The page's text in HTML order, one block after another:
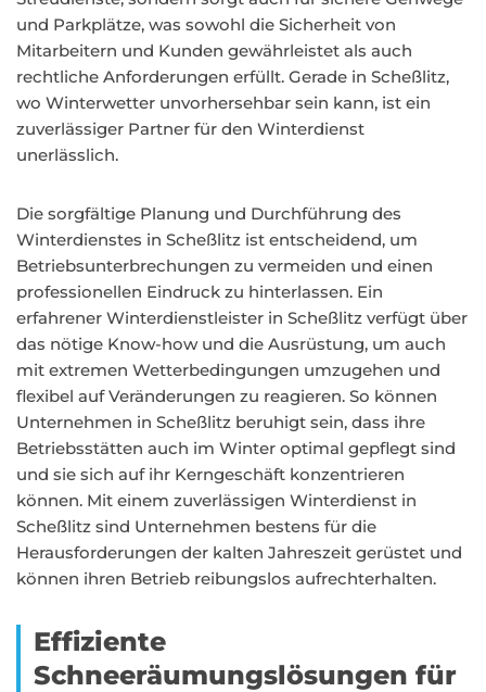
und Parkplätze, was sowohl die Sicherheit von
Mitarbeitern und Kunden gewährleistet als auch
rechtliche Anforderungen erfüllt. Gerade in Scheßlitz,
wo Winterwetter unvorhersehbar sein kann, ist ein
zuverlässiger Partner für den Winterdienst
unerlässlich.
Die sorgfältige Planung und Durchführung des
Winterdienstes in Scheßlitz ist entscheidend, um
Betriebsunterbrechungen zu vermeiden und einen
professionellen Eindruck zu hinterlassen. Ein
erfahrener Winterdienstleister in Scheßlitz verfügt über
das nötige Know-how und die Ausrüstung, um auch
mit extremen Wetterbedingungen umzugehen und
flexibel auf Veränderungen zu reagieren. So können
Unternehmen in Scheßlitz beruhigt sein, dass ihre
Betriebsstätten auch im Winter optimal gepflegt sind
und sie sich auf ihr Kerngeschäft konzentrieren
können. Mit einem zuverlässigen Winterdienst in
Scheßlitz sind Unternehmen bestens für die
Herausforderungen der kalten Jahreszeit gerüstet und
können ihren Betrieb reibungslos aufrechterhalten.
Effiziente
Schneeräumungslösungen für